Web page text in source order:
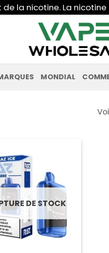
de la nicotine. La
MONDIAL
DE STOCK